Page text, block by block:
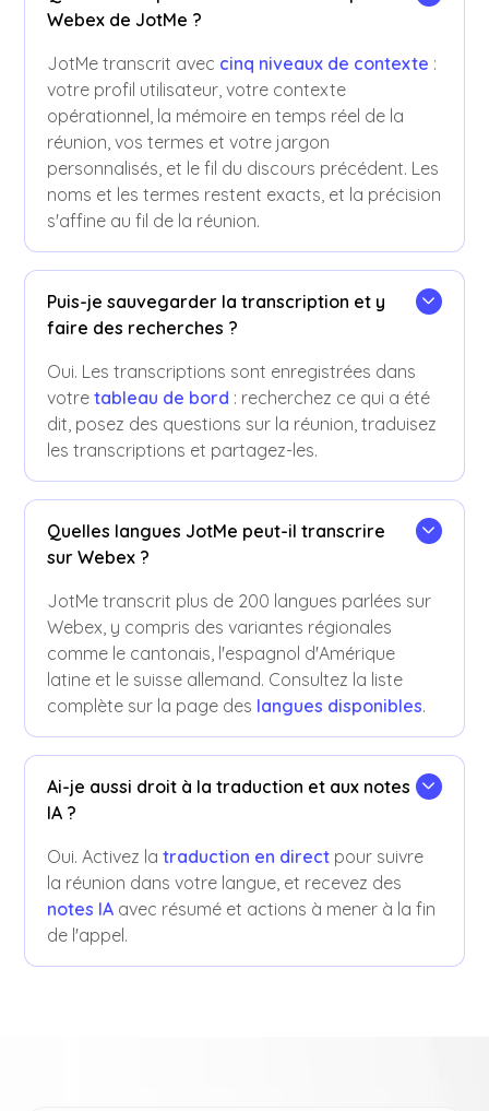
Webex de JotMe ?
JotMe transcrit avec cinq niveaux de contexte :
votre profil utilisateur, votre contexte
opérationnel, la mémoire en temps réel de la
réunion, vos termes et votre jargon
personnalisés, et le fil du discours précédent. Les
noms et les termes restent exacts, et la précision
s'affine au fil de la réunion.
Puis-je sauvegarder la transcription et y
faire des recherches ?
Oui. Les transcriptions sont enregistrées dans
votretableau de bord : recherchez ce qui a été
dit, posez des questions sur la réunion, traduisez
les transcriptions et partagez-les.
Quelles langues JotMe peut-il transcrire
sur Webex ?
JotMe transcrit plus de 200 langues parlées sur
Webex, y compris des variantes régionales
comme le cantonais, l'espagnol d'Amérique
latine et le suisse allemand. Consultez la liste
complète sur la page des langues disponibles.
Ai-je aussi droit à la traduction et aux notes
IA ?
Oui. Activez latraduction en direct pour suivre
la réunion dans votre langue, et recevez des
notes IA avec résumé et actions à mener à la fin
de l'appel.